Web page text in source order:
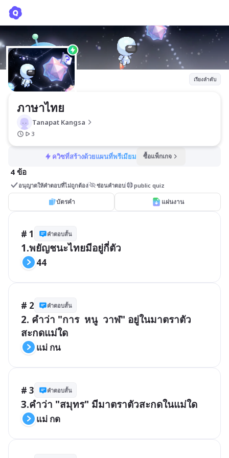
เรียงลำดับ
ภาษาไทย
Tanapat Kangsa
3
ควิซที่สร้างด้วยแผนที่พรีเมียม ซื้อแพ็กเกจ
4 ข้อ
อนุญาตให้คำตอบที่ไม่ถูกต้อง ซ่อนคำตอบ public quiz
บัตรคำ แผ่นงาน
# 1 คำตอบสั้น
1.พยัญชนะไทยมีอยู่กี่ตัว
44
# 2 คำตอบสั้น
2. คำว่า "การ  หนู  วาฬ" อยู่ในมาตราตัว
สะกดแม่ใด
แม่ กน
# 3 คำตอบสั้น
3.คำว่า "สมุทร" มีมาตราตัวสะกดในแม่ใด
แม่ กด